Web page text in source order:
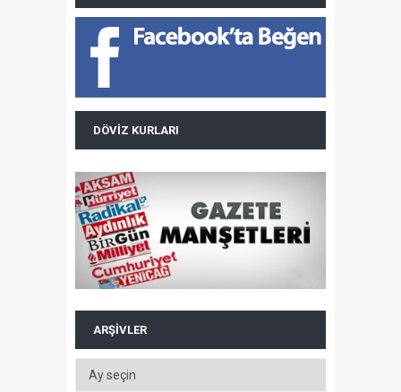
DÖVIZ KURLARI
ARŞIVLER